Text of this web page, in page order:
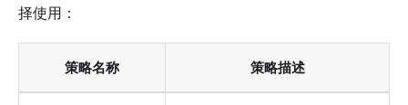
择使用：
策略名称 策略描述